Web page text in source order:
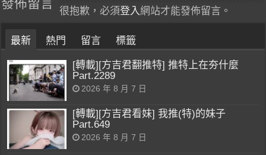
發佈留言
很抱歉，必須登入網站才能發佈留言。
最新 熱門 留言 標籤
[轉載][方吉君翻推特] 推特上在夯什麼
Part.2289
2026 年 8 月 7 日
[轉載][方吉君看妹] 我推(特)的妹子
Part.649
2026 年 8 月 7 日